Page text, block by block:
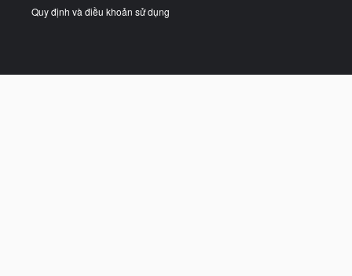
Quy định và điều khoản sử dụng